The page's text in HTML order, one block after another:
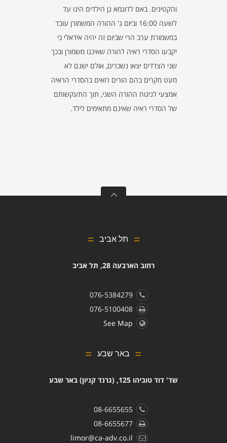
והקטינים. באם לדוגמא גן הילדים הינו עד
לשעה 16:00 וביום ג' ההורה המשמורן עובד
במשמורת ערב הרי שביום זה יהיה אידאלי כי
יקבעו הסדרי ראיה להורה שאיננו משמורן ובכך
שני הצדדים יצאו נשכרים, אולם ישנם לא
מעט מקרים בהם הורים רואים בהסדרי הראיה
אמצעי לניגוח ההורה השני, תוך התעקשותם
של הסדרי ראיה שאינם מתאימים לילד.
תל אביב
רחוב הארבעה 28, תל אביב
076-5384279
076-5100408
See Map
באר שבע
שד' דוד טוביהו 125, (גרנד קניון) באר שבע
08-6655655
08-6655677
limor@ca-adv.co.il